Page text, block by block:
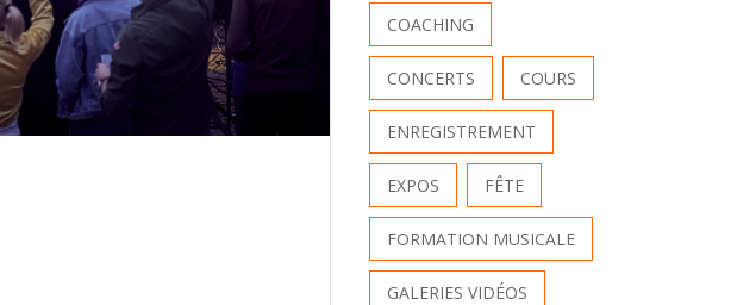
COACHING
CONCERTS COURS
ENREGISTREMENT
EXPOS FÊTE
FORMATION MUSICALE
GALERIES VIDÉOS